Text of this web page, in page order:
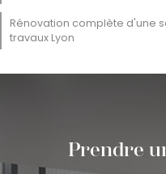
Rénovation complète d'une
travaux Lyon
Prendre